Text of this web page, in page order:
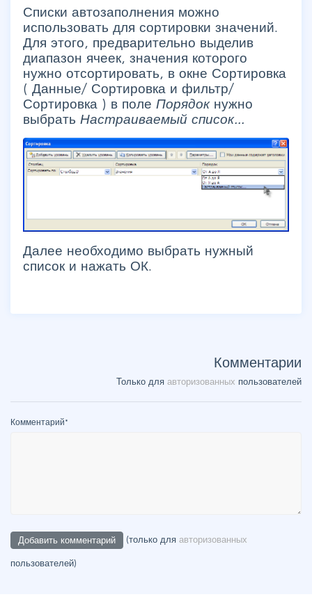
Списки автозаполнения можно
использовать для сортировки значений.
Для этого, предварительно выделив
диапазон ячеек, значения которого
нужно отсортировать, в окне Сортировка
( Данные/ Сортировка и фильтр/
Сортировка ) в поле Порядок нужно
выбрать Настраиваемый список...
Далее необходимо выбрать нужный
список и нажать ОК.
Комментарии
Только для авторизованных пользователей
Комментарий*
(только для авторизованных
пользователей)